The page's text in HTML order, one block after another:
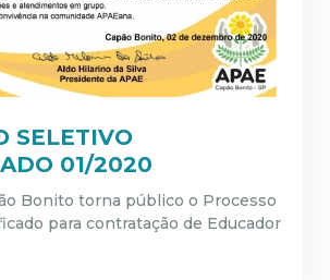
SELETIVO
01/2020
Bonito torna público o Processo
para contratação de Educador